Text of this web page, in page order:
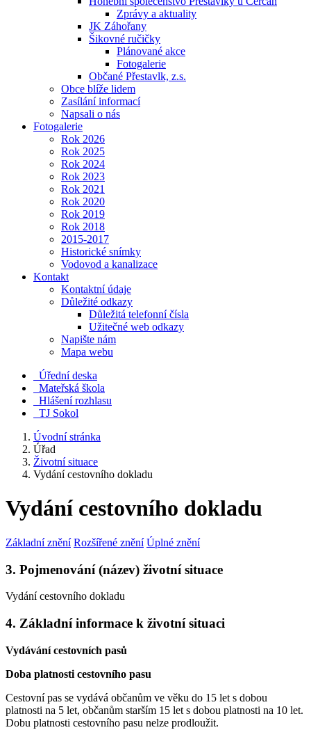
Zprávy a aktuality
JK Záhořany
Šikovné ručičky
Plánované akce
Fotogalerie
Občané Přestavlk, z.s.
Obce blíže lidem
Zasílání informací
Napsali o nás
Fotogalerie
Rok 2026
Rok 2025
Rok 2024
Rok 2023
Rok 2021
Rok 2020
Rok 2019
Rok 2018
2015-2017
Historické snímky
Vodovod a kanalizace
Kontakt
Kontaktní údaje
Důležité odkazy
Důležitá telefonní čísla
Užitečné web odkazy
Napište nám
Mapa webu
Úřední deska
Mateřská škola
Hlášení rozhlasu
TJ Sokol
Úvodní stránka
Úřad
Životní situace
Vydání cestovního dokladu
Vydání cestovního dokladu
Základní znění Rozšířené znění Úplné znění
3. Pojmenování (název) životní situace
Vydání cestovního dokladu
4. Základní informace k životní situaci
Vydávání cestovních pasů
Doba platnosti cestovního pasu
Cestovní pas se vydává občanům ve věku do 15 let s dobou
platnosti na 5 let, občanům starším 15 let s dobou platnosti na 10 let.
Dobu platnosti cestovního pasu nelze prodloužit.